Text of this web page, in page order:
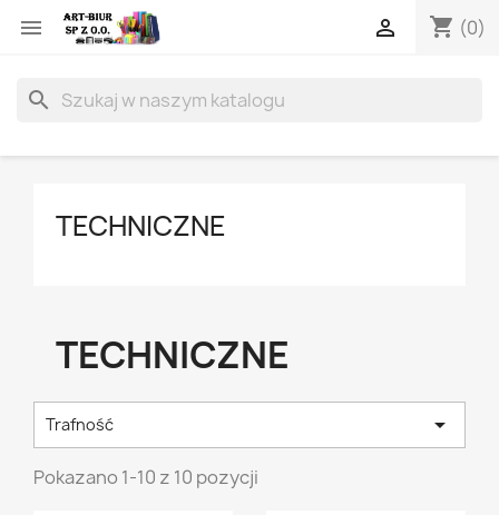
 shopping_cart (0)

search
TECHNICZNE
TECHNICZNE
Trafność 
Pokazano 1-10 z 10 pozycji